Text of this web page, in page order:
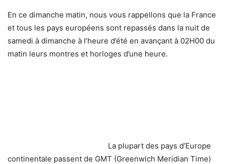
En ce dimanche matin, nous vous rappellons que la France
et tous les pays européens sont repassés dans la nuit de
samedi à dimanche à l’heure d’été en avançant à 02H00 du
matin leurs montres et horloges d’une heure.
La plupart des pays d’Europe
continentale passent de GMT (Greenwich Meridian Time)